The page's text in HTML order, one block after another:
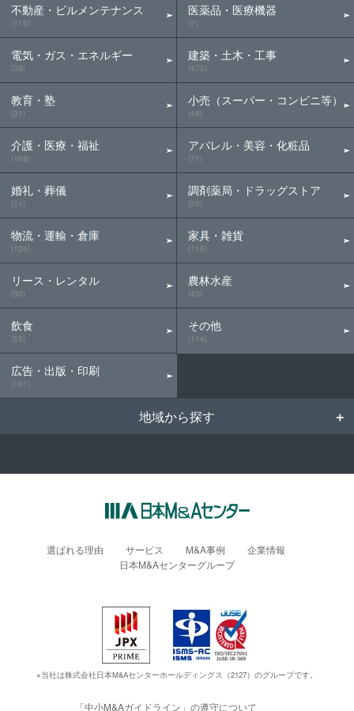
不動産・ビルメンテナンス
(115)
電気・ガス・エネルギー
(39)
教育・塾
(31)
介護・医療・福祉
(168)
婚礼・葬儀
(11)
物流・運輸・倉庫
(126)
リース・レンタル
(30)
飲食
(55)
広告・出版・印刷
(101)
医薬品・医療機器
(7)
建築・土木・工事
(475)
小売（スーパー・コンビニ等）
(46)
アパレル・美容・化粧品
(71)
調剤薬局・ドラッグストア
(25)
家具・雑貨
(119)
農林水産
(43)
その他
(114)
地域から探す
選ばれる理由 サービス M&A事例
企業情報
日本M&Aセンターグループ
※当社は株式会社日本M&Aセンターホールディングス（2127）のグループです。
「中小M&Aガイドライン」の遵守について